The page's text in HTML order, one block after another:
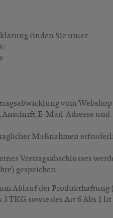
finden Sie unter
.
vom
Anschrift, E-Mail-Adresse und
Maßnahmen
Vertragsabschlusses
gespeichert.
Ablauf der Produkthaftung
TKG sowie des Art 6 Abs 1 lit